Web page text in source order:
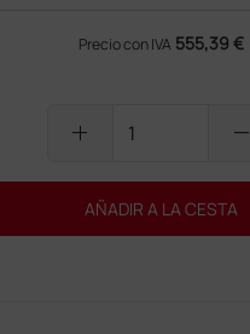
Precio con IVA 555,39 €
add remove
AÑADIR A LA CESTA